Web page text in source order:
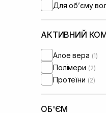
Для обʼєму
АКТИВНИЙ
Алое вера (1)
Полімери (2)
Протеїни (2)
ОБ'ЄМ